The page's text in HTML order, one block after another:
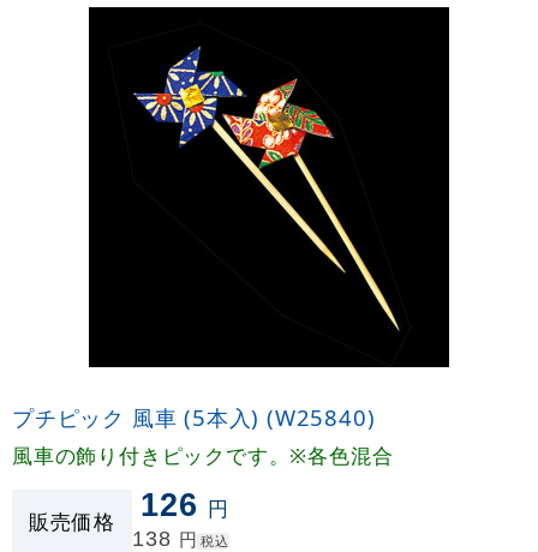
プチピック 風車 (5本入) (W25840)
風車の飾り付きピックです。※各色混合
販売価格 126 円
138 円 税込